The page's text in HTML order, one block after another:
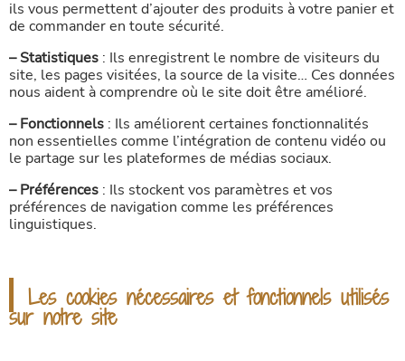
ils vous permettent d’ajouter des produits à votre panier et
de commander en toute sécurité.
– Statistiques : Ils enregistrent le nombre de visiteurs du
site, les pages visitées, la source de la visite… Ces données
nous aident à comprendre où le site doit être amélioré.
– Fonctionnels : Ils améliorent certaines fonctionnalités
non essentielles comme l’intégration de contenu vidéo ou
le partage sur les plateformes de médias sociaux.
– Préférences : Ils stockent vos paramètres et vos
préférences de navigation comme les préférences
linguistiques.
Les cookies nécessaires et fonctionnels utilisés
sur notre site